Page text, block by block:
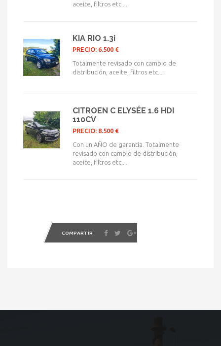
aceite, filtros etc....
KIA RIO 1.3i
PRECIO: 6.500 €
Totalmente revisado con cambio de
distribución, aceite, filtros etc....
CITROEN C ELYSÉE 1.6 HDI
110CV
PRECIO: 8.500 €
Con un AÑO de garantía. Totalmente
revisado con cambio de distribución,
aceite, filtros etc....
COMPARTIR